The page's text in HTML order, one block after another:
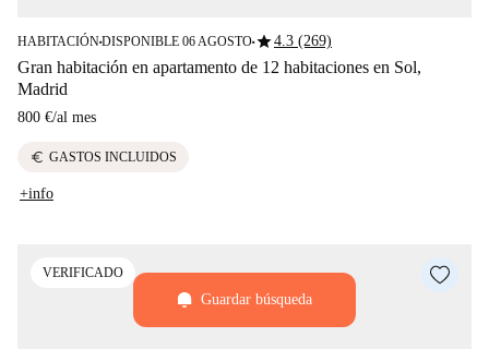
HABITACIÓN■DISPONIBLE 06 AGOSTO■star4.3 (269)
Gran habitación en apartamento de 12 habitaciones en Sol,
Madrid
800 €/al mes
euro GASTOS INCLUIDOS
+info
VERIFICADO
Guardar búsqueda